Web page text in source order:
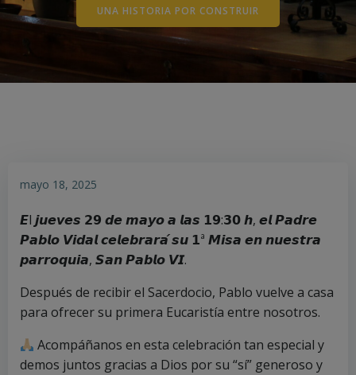
UNA HISTORIA POR CONSTRUIR
mayo 18, 2025
𝙀l 𝙟𝙪𝙚𝙫𝙚𝙨 𝟮𝟵 𝙙𝙚 𝙢𝙖𝙮𝙤 𝙖 𝙡𝙖𝙨 𝟭𝟵:𝟯𝟬 𝙝, 𝙚𝙡 𝙋𝙖𝙙𝙧𝙚
𝙋𝙖𝙗𝙡𝙤 𝙑𝙞𝙙𝙖𝙡 𝙘𝙚𝙡𝙚𝙗𝙧𝙖𝙧𝙖́ 𝙨𝙪 𝟭ª 𝙈𝙞𝙨𝙖 𝙚𝙣 𝙣𝙪𝙚𝙨𝙩𝙧𝙖
𝙥𝙖𝙧𝙧𝙤𝙦𝙪𝙞𝙖, 𝙎𝙖𝙣 𝙋𝙖𝙗𝙡𝙤 𝙑𝙄.
Después de recibir el Sacerdocio, Pablo vuelve a casa
para ofrecer su primera Eucaristía entre nosotros.
Acompáñanos en esta celebración tan especial y
demos juntos gracias a Dios por su “sí” generoso y